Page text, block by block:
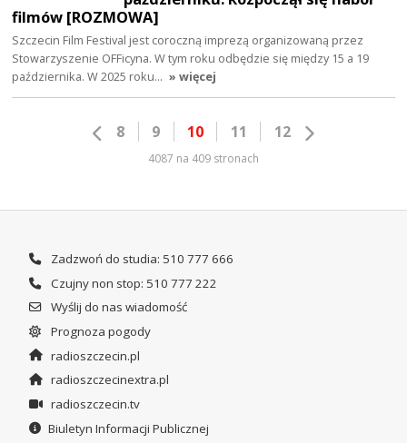
filmów [ROZMOWA]
Szczecin Film Festival jest coroczną imprezą organizowaną przez
Stowarzyszenie OFFicyna. W tym roku odbędzie się między 15 a 19
października. W 2025 roku… » więcej
8 9 10 11 12
4087 na 409 stronach
Zadzwoń do studia: 510 777 666
Czujny non stop: 510 777 222
Wyślij do nas wiadomość
Prognoza pogody
radioszczecin.pl
radioszczecinextra.pl
radioszczecin.tv
Biuletyn Informacji Publicznej